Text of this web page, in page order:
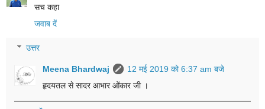
सच कहा
जवाब दें
उत्तर
Meena Bhardwaj
12 मई 2019 को 6:37 am बजे
हृदयतल से सादर आभार ओंकार जी ।